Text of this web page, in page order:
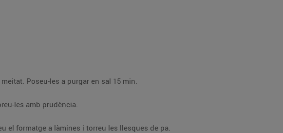
Poseu-les a purgar en sal 15 min.
les amb prudència.
el formatge a làmines i torreu les llesques de pa.